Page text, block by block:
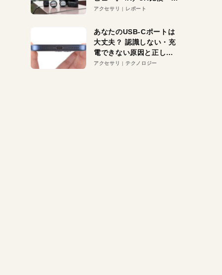
ーム・夜間撮影をチェッ
アクセサリ レポート
あなたのUSB-Cポートは
大丈夫？ 認識しない・充
電できない原因と正しい
対策
アクセサリ テクノロジー